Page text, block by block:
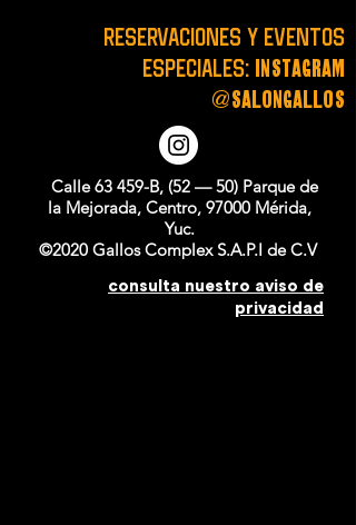
RESERVACIONES y EVENTOS
ESPECIALES: instagram
@salongallos
Calle 63 459-B, (52 — 50) Parque de
la Mejorada, Centro, 97000 Mérida,
Yuc.
©2020 Gallos Complex S.A.P.I de C.V
consulta nuestro aviso de
privacidad